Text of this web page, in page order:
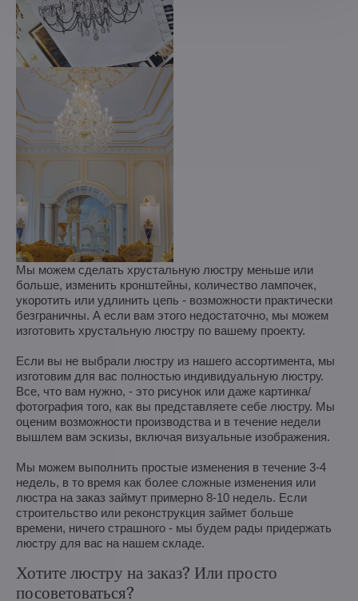
Мы можем сделать хрустальную люстру меньше или
больше, изменить кронштейны, количество лампочек,
укоротить или удлинить цепь - возможности практически
безграничны. А если вам этого недостаточно, мы можем
изготовить хрустальную люстру по вашему проекту.
Если вы не выбрали люстру из нашего ассортимента, мы
изготовим для вас полностью индивидуальную люстру.
Все, что вам нужно, - это рисунок или даже картинка/
фотография того, как вы представляете себе люстру. Мы
оценим возможности производства и в течение недели
вышлем вам эскизы, включая визуальные изображения.
Мы можем выполнить простые изменения в течение 3-4
недель, в то время как более сложные изменения или
люстра на заказ займут примерно 8-10 недель. Если
строительство или реконструкция займет больше
времени, ничего страшного - мы будем рады придержать
люстру для вас на нашем складе.
Хотите люстру на заказ? Или просто
посоветоваться?